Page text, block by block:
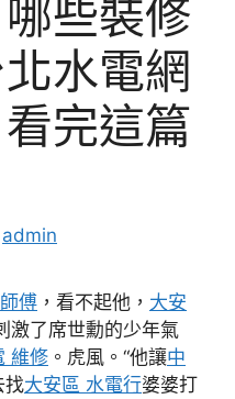
些裝修
水電網
完這篇
admin
傅 ，看不起他， 大安
激了席世勳的少年氣
維修 。虎風。“他讓中
找大安區 水電行婆婆打